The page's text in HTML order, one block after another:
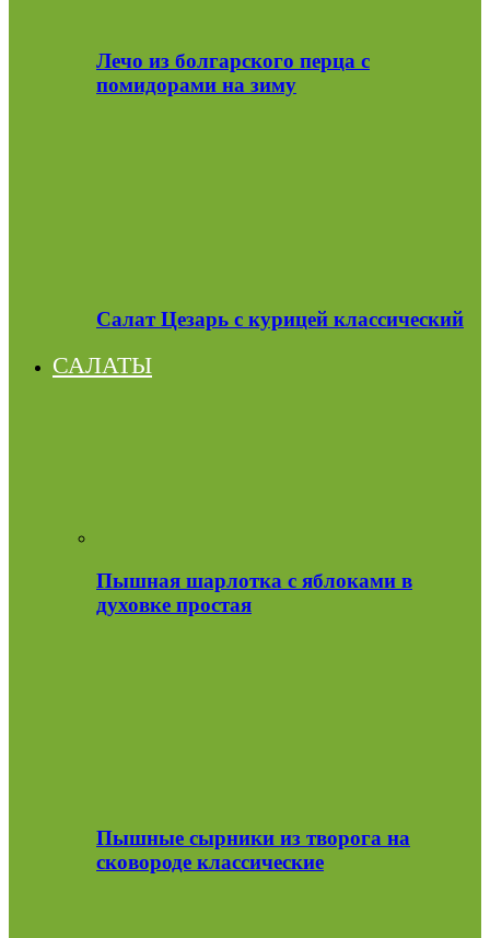
Лечо из болгарского перца с
помидорами на зиму
Салат Цезарь с курицей классический
САЛАТЫ
Пышная шарлотка с яблоками в
духовке простая
Пышные сырники из творога на
сковороде классические